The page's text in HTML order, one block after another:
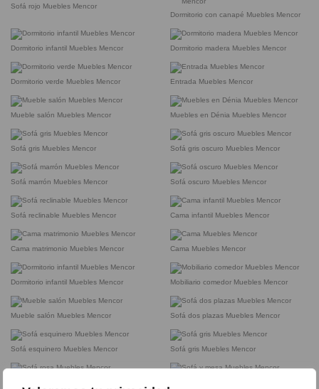
Sofá rojo Muebles Mencor
Dormitorio con canapé Muebles Mencor
Dormitorio infantil Muebles Mencor Dormitorio madera Muebles Mencor
Dormitorio verde Muebles Mencor Entrada Muebles Mencor
Mueble salón Muebles Mencor Muebles en Dénia Muebles Mencor
Sofá gris Muebles Mencor Sofá gris oscuro Muebles Mencor
Sofá marrón Muebles Mencor Sofá oscuro Muebles Mencor
Sofá reclinable Muebles Mencor Cama infantil Muebles Mencor
Cama matrimonio Muebles Mencor Cama Muebles Mencor
Dormitorio infantil Muebles Mencor Mobiliario comedor Muebles Mencor
Mueble salón Muebles Mencor Sofá dos plazas Muebles Mencor
Sofá esquinero Muebles Mencor Sofá gris Muebles Mencor